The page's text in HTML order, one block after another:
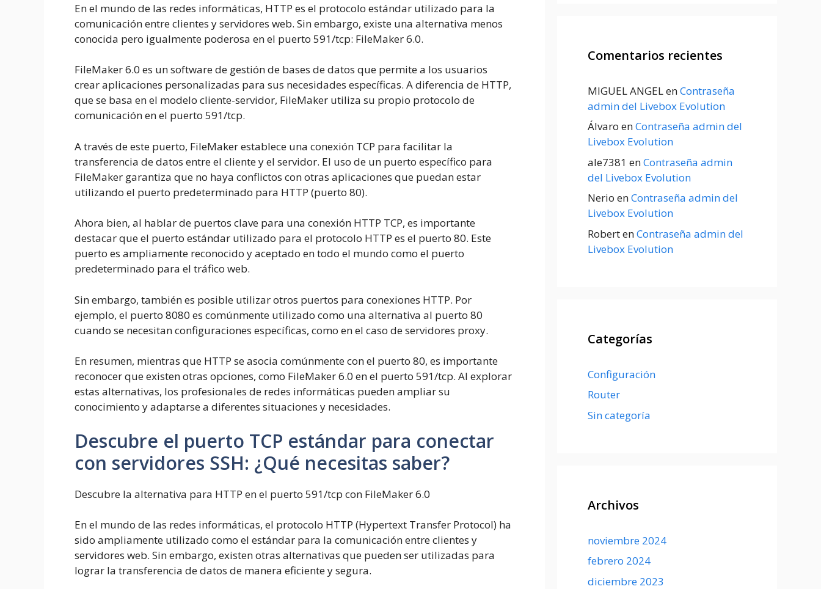
En el mundo de las redes informáticas, HTTP es el protocolo estándar utilizado para la
comunicación entre clientes y servidores web. Sin embargo, existe una alternativa menos
conocida pero igualmente poderosa en el puerto 591/tcp: FileMaker 6.0.
FileMaker 6.0 es un software de gestión de bases de datos que permite a los usuarios
crear aplicaciones personalizadas para sus necesidades específicas. A diferencia de HTTP,
que se basa en el modelo cliente-servidor, FileMaker utiliza su propio protocolo de
comunicación en el puerto 591/tcp.
A través de este puerto, FileMaker establece una conexión TCP para facilitar la
transferencia de datos entre el cliente y el servidor. El uso de un puerto específico para
FileMaker garantiza que no haya conflictos con otras aplicaciones que puedan estar
utilizando el puerto predeterminado para HTTP (puerto 80).
Ahora bien, al hablar de puertos clave para una conexión HTTP TCP, es importante
destacar que el puerto estándar utilizado para el protocolo HTTP es el puerto 80. Este
puerto es ampliamente reconocido y aceptado en todo el mundo como el puerto
predeterminado para el tráfico web.
Sin embargo, también es posible utilizar otros puertos para conexiones HTTP. Por
ejemplo, el puerto 8080 es comúnmente utilizado como una alternativa al puerto 80
cuando se necesitan configuraciones específicas, como en el caso de servidores proxy.
En resumen, mientras que HTTP se asocia comúnmente con el puerto 80, es importante
reconocer que existen otras opciones, como FileMaker 6.0 en el puerto 591/tcp. Al explorar
estas alternativas, los profesionales de redes informáticas pueden ampliar su
conocimiento y adaptarse a diferentes situaciones y necesidades.
Descubre el puerto TCP estándar para conectar
con servidores SSH: ¿Qué necesitas saber?
Descubre la alternativa para HTTP en el puerto 591/tcp con FileMaker 6.0
En el mundo de las redes informáticas, el protocolo HTTP (Hypertext Transfer Protocol) ha
sido ampliamente utilizado como el estándar para la comunicación entre clientes y
servidores web. Sin embargo, existen otras alternativas que pueden ser utilizadas para
lograr la transferencia de datos de manera eficiente y segura.
Comentarios recientes
MIGUEL ANGELenContraseña
admin del Livebox Evolution
Álvaro enContraseña admin del
Livebox Evolution
ale7381 enContraseña admin
del Livebox Evolution
Nerio enContraseña admin del
Livebox Evolution
RobertenContraseña admin del
Livebox Evolution
Categorías
Configuración
Router
Sin categoría
Archivos
noviembre 2024
febrero 2024
diciembre 2023